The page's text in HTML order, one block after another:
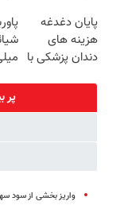
پایان دغدغه
هزینه های
دندان پزشکی با
پر
واریز بخشی از سود